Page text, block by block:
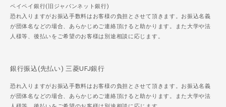
ペイペイ銀行(旧ジャパンネット銀行)
恐れ入りますがお振込手数料はお客様の負担とさせて頂きます。お振込名義
が団体名などの場合、あらかじめご連絡頂けると助かります。また大学や法
人様等、後払いをご希望のお客様は別途相談に応じます。
銀行振込(先払い) 三菱UFJ銀行
恐れ入りますがお振込手数料はお客様の負担とさせて頂きます。お振込名義
が団体名などの場合、あらかじめご連絡頂けると助かります。また大学や法